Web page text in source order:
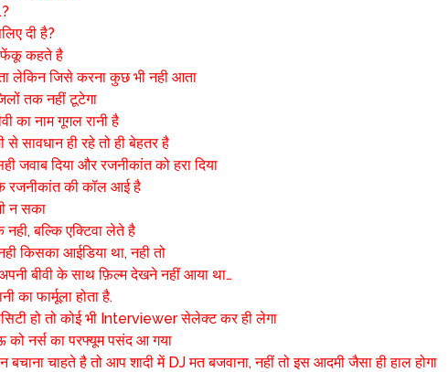
दी है?
फेंकू कहते है
लेकिन जिसे करना कुछ भी नही आता
तक नहीं टूटेगा
का नाम गूगल रानी है
सावधान ही रहे तो ही बेहतर है
जवाब दिया और रजनीकांत को हरा दिया
रजनीकांत की कॉल आई है
न सका
बल्कि एक्टिवा लेते है
किसका आईडिया था, नही तो
बीवी के साथ फ़िल्म देखने नहीं आया था…
का फार्मूला होता है.
हो तो कोई भी Interviewer सेलेक्ट कर ही लेगा
नर्स का परफ्यूम पसंद आ गया
चाहते है तो आप शादी में DJ मत बजवाना, नहीं तो इस आदमी जैसा ही हाल होगा